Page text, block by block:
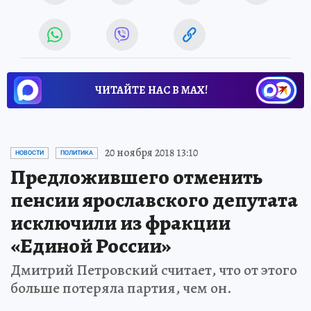
ЧИТАЙТЕ НАС В МАХ!
НОВОСТИ ПОЛИТИКА 20 ноября 2018 13:10
Предложившего отменить
пенсии ярославского депутата
исключили из фракции
«Единой России»
Дмитрий Петровский считает, что от этого
больше потеряла партия, чем он.